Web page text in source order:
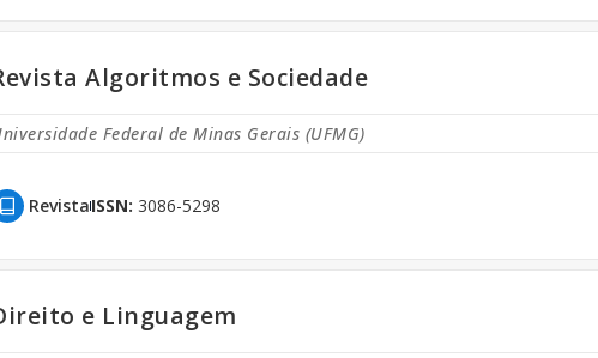
Algoritmos e Sociedade
Federal de Minas Gerais (UFMG)
RevistaISSN: 3086-5298
e Linguagem